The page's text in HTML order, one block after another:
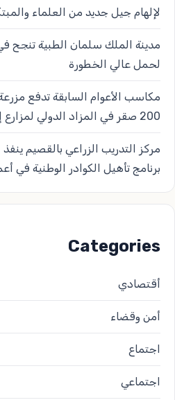
لإلهام جيل جديد من العلماء
مدينة الملك سلمان الطبية تنجح
لحمل عالي الخطورة
مكاسب الأعوام السابقة تدفع مزرعة
200 صقر في المزاد الدولي لمزارع إنتاج الصقور
مركز التدريب الزراعي بالقصيم ينفذ
برنامج تأهيل الكوادر الوطنية في
Categories
أقتصادي
أمن وقضاء
اجتماع
اجتماعي